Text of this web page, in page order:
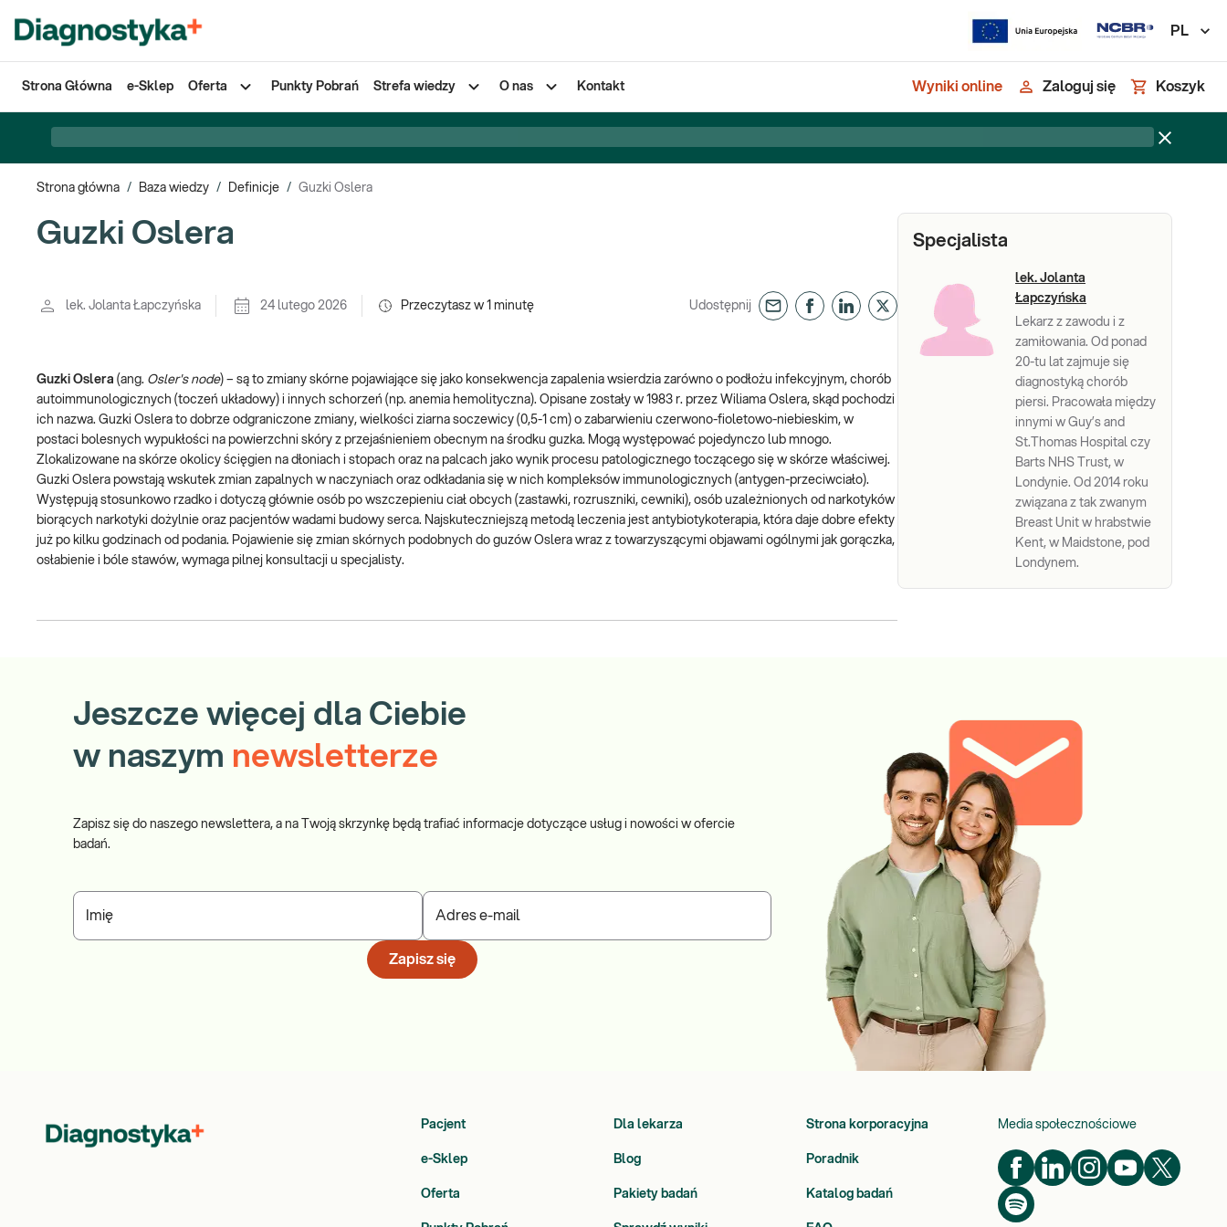
PL
Strona Główna e-Sklep Oferta Punkty Pobrań Strefa wiedzy O nas Kontakt Wyniki online Zaloguj się Koszyk
Strona główna / Baza wiedzy / Definicje / Guzki Oslera
Guzki Oslera
lek. Jolanta Łapczyńska 24 lutego 2026 Przeczytasz w 1 minutę Udostępnij
Guzki Oslera (ang. Osler's node) – są to zmiany skórne pojawiające się jako konsekwencja zapalenia wsierdzia zarówno o podłożu infekcyjnym, chorób
autoimmunologicznych (toczeń układowy) i innych schorzeń (np. anemia hemolityczna). Opisane zostały w 1983 r. przez Wiliama Oslera, skąd pochodzi
ich nazwa. Guzki Oslera to dobrze odgraniczone zmiany, wielkości ziarna soczewicy (0,5-1 cm) o zabarwieniu czerwono-fioletowo-niebieskim, w
postaci bolesnych wypukłości na powierzchni skóry z przejaśnieniem obecnym na środku guzka. Mogą występować pojedynczo lub mnogo.
Zlokalizowane na skórze okolicy ścięgien na dłoniach i stopach oraz na palcach jako wynik procesu patologicznego toczącego się w skórze właściwej.
Guzki Oslera powstają wskutek zmian zapalnych w naczyniach oraz odkładania się w nich kompleksów immunologicznych (antygen-przeciwciało).
Występują stosunkowo rzadko i dotyczą głównie osób po wszczepieniu ciał obcych (zastawki, rozruszniki, cewniki), osób uzależnionych od narkotyków
biorących narkotyki dożylnie oraz pacjentów wadami budowy serca. Najskuteczniejszą metodą leczenia jest antybiotykoterapia, która daje dobre efekty
już po kilku godzinach od podania. Pojawienie się zmian skórnych podobnych do guzów Oslera wraz z towarzyszącymi objawami ogólnymi jak gorączka,
osłabienie i bóle stawów, wymaga pilnej konsultacji u specjalisty.
Specjalista
lek. Jolanta
Łapczyńska
Lekarz z zawodu i z
zamiłowania. Od ponad
20-tu lat zajmuje się
diagnostyką chorób
piersi. Pracowała między
innymi w Guy’s and
St.Thomas Hospital czy
Barts NHS Trust, w
Londynie. Od 2014 roku
związana z tak zwanym
Breast Unit w hrabstwie
Kent, w Maidstone, pod
Londynem.
Jeszcze więcej dla Ciebie
w naszym newsletterze
Zapisz się do naszego newslettera, a na Twoją skrzynkę będą trafiać informacje dotyczące usług i nowości w ofercie
badań.
Imię Adres e-mail
Zapisz się
Pacjent Dla lekarza Strona korporacyjna
e-Sklep Blog Poradnik
Oferta Pakiety badań Katalog badań
Media społecznościowe